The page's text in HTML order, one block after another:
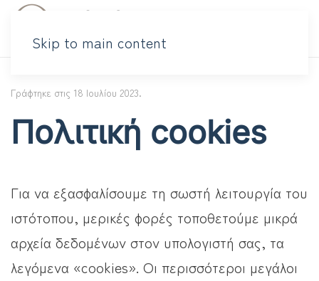
Skip to main content
Γράφτηκε στις 18 Ιουλίου 2023.
Πολιτική cookies
Για να εξασφαλίσουμε τη σωστή λειτουργία του
ιστότοπου, μερικές φορές τοποθετούμε μικρά
αρχεία δεδομένων στον υπολογιστή σας, τα
λεγόμενα «cookies». Οι περισσότεροι μεγάλοι